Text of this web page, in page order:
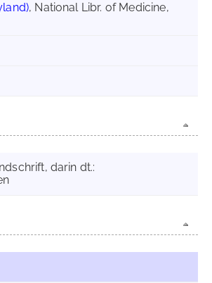
, National Libr. of Medicine,
darin dt.: